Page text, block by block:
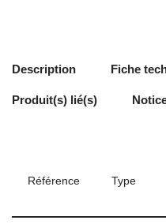
Description Fiche
Produit(s) lié(s)
Référence Type